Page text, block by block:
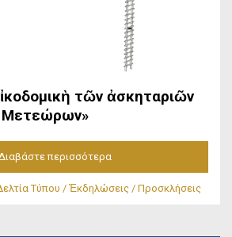
τῶν ἀσκηταριῶν
Μετεώρων»
περισσότερα
Τύπου / Ἐκδηλώσεις / Προσκλήσεις